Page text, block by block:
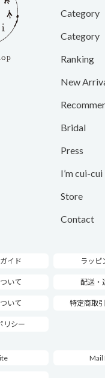
Category
Category
Ranking
New
Bridal
Press
I’m cui-cui
Store
Contact
イド ラッピ
いて 配送・
いて 特定商取
リシー
Mail